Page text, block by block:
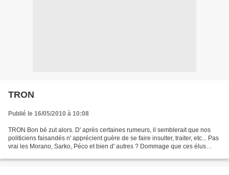
TRON
Publié le 16/05/2010 à 10:08
TRON Bon bé zut alors. D' après certaines rumeurs, il semblerait que nos
politiciens faisandés n' apprécient guère de se faire insulter, traiter, etc... Pas
vrai les Morano, Sarko, Péco et bien d' autres ? Dommage que ces élus